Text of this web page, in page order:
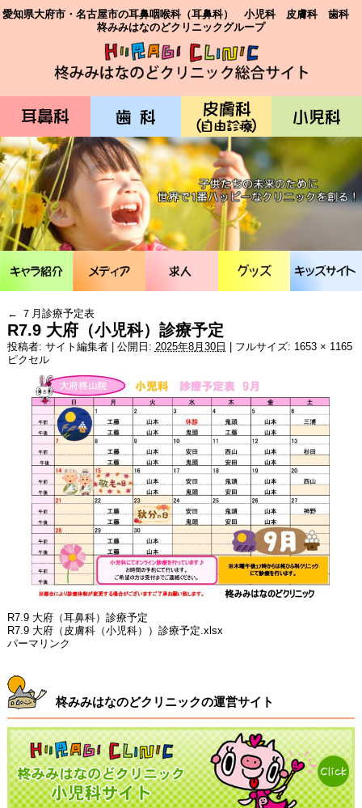
愛知県大府市・名古屋市の耳鼻咽喉科（耳鼻科） 小児科 皮膚科 歯科
柊みみはなのどクリニックグループ
← ７月診療予定表
R7.9 大府（小児科）診療予定
投稿者: サイト編集者 公開日: 2025年8月30日 フルサイズ: 1653 × 1165
ピクセル
R7.9 大府（耳鼻科）診療予定
R7.9 大府（皮膚科（小児科））診療予定.xlsx
パーマリンク
柊みみはなのどクリニックの運営サイト